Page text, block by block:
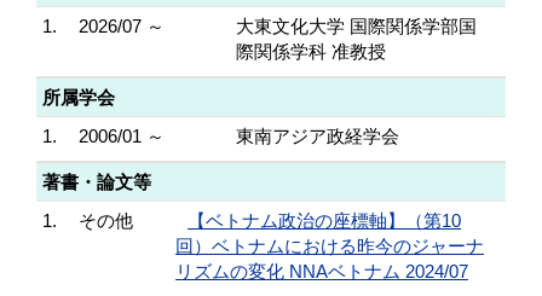
1.
2026/07 ～
大東文化大学 国際関係学部国
際関係学科 准教授
所属学会
1.
2006/01 ～ 東南アジア政経学会
著書・論文等
1.
その他
【ベトナム政治の座標軸】（第10
回）ベトナムにおける昨今のジャーナ
リズムの変化 NNAベトナム 2024/07